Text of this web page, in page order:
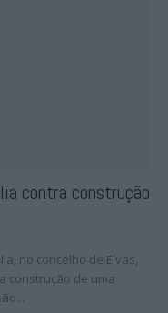
contra construção
no concelho de Elvas,
construção de uma